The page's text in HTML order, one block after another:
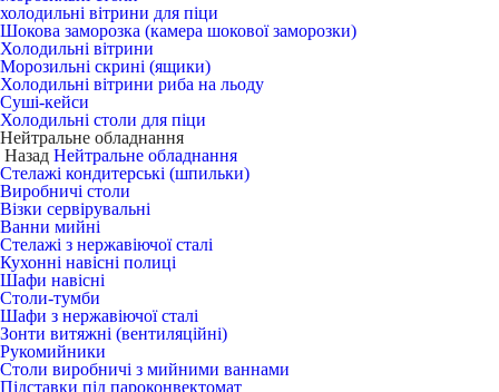
холодильні вітрини для піци
Шокова заморозка (камера шокової заморозки)
Холодильні вітрини
Морозильні скрині (ящики)
Холодильні вітрини риба на льоду
Суші-кейси
Холодильні столи для піци
Нейтральне обладнання
Назад Нейтральне обладнання
Стелажі кондитерські (шпильки)
Виробничі столи
Візки сервірувальні
Ванни мийні
Стелажі з нержавіючої сталі
Кухонні навісні полиці
Шафи навісні
Столи-тумби
Шафи з нержавіючої сталі
Зонти витяжні (вентиляційні)
Рукомийники
Столи виробничі з мийними ваннами
Підставки під пароконвектомат